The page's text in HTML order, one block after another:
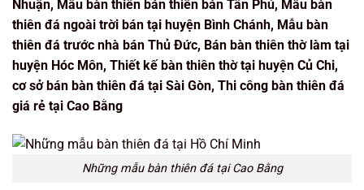
Nhuận, Mẫu bàn thiên bán thiên bán Tân Phú, Mẫu bàn
thiên đá ngoài trời bán tại huyện Bình Chánh, Mẫu bàn
thiên đá trước nhà bán Thủ Đức, Bán bàn thiên thờ làm tại
huyện Hóc Môn, Thiết kế bàn thiên thờ tại huyện Củ Chi,
cơ sở bán bàn thiên đá tại Sài Gòn, Thi công bàn thiên đá
giá rẻ tại Cao Bằng
Những mẫu bàn thiên đá tại Cao Bằng